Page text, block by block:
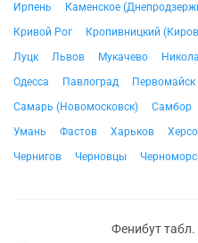
Ирпень
Каменское
Кривой Рог
Кропивницкий
Луцк
Львов Мукачево
Одесса
Павлоград Первомайск
Самарь (Новомосковск)
Самбор
Умань
Фастов Харьков
Чернигов
Черновцы
Фенибут